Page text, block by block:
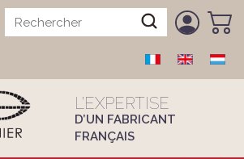
L’EXPERTISE
D’UN FABRICANT
FRANÇAIS